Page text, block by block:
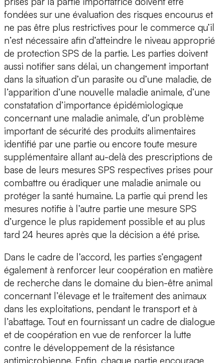
fondées sur une évaluation des risques encourus et
ne pas être plus restrictives pour le commerce qu’il
n’est nécessaire afin d’atteindre le niveau approprié
de protection SPS de la partie. Les parties doivent
aussi notifier sans délai, un changement important
dans la situation d’un parasite ou d’une maladie, de
l’apparition d’une nouvelle maladie animale, d’une
constatation d’importance épidémiologique
concernant une maladie animale, d’un problème
important de sécurité des produits alimentaires
identifié par une partie ou encore toute mesure
supplémentaire allant au-delà des prescriptions de
base de leurs mesures SPS respectives prises pour
combattre ou éradiquer une maladie animale ou
protéger la santé humaine. La partie qui prend les
mesures notifie à l’autre partie une mesure SPS
d’urgence le plus rapidement possible et au plus
tard 24 heures après que la décision a été prise.
Dans le cadre de l’accord, les parties s’engagent
également à renforcer leur coopération en matière
de recherche dans le domaine du bien-être animal
concernant l’élevage et le traitement des animaux
dans les exploitations, pendant le transport et à
l’abattage. Tout en fournissant un cadre de dialogue
et de coopération en vue de renforcer la lutte
contre le développement de la résistance
antimicrobienne. Enfin, chaque partie encourage